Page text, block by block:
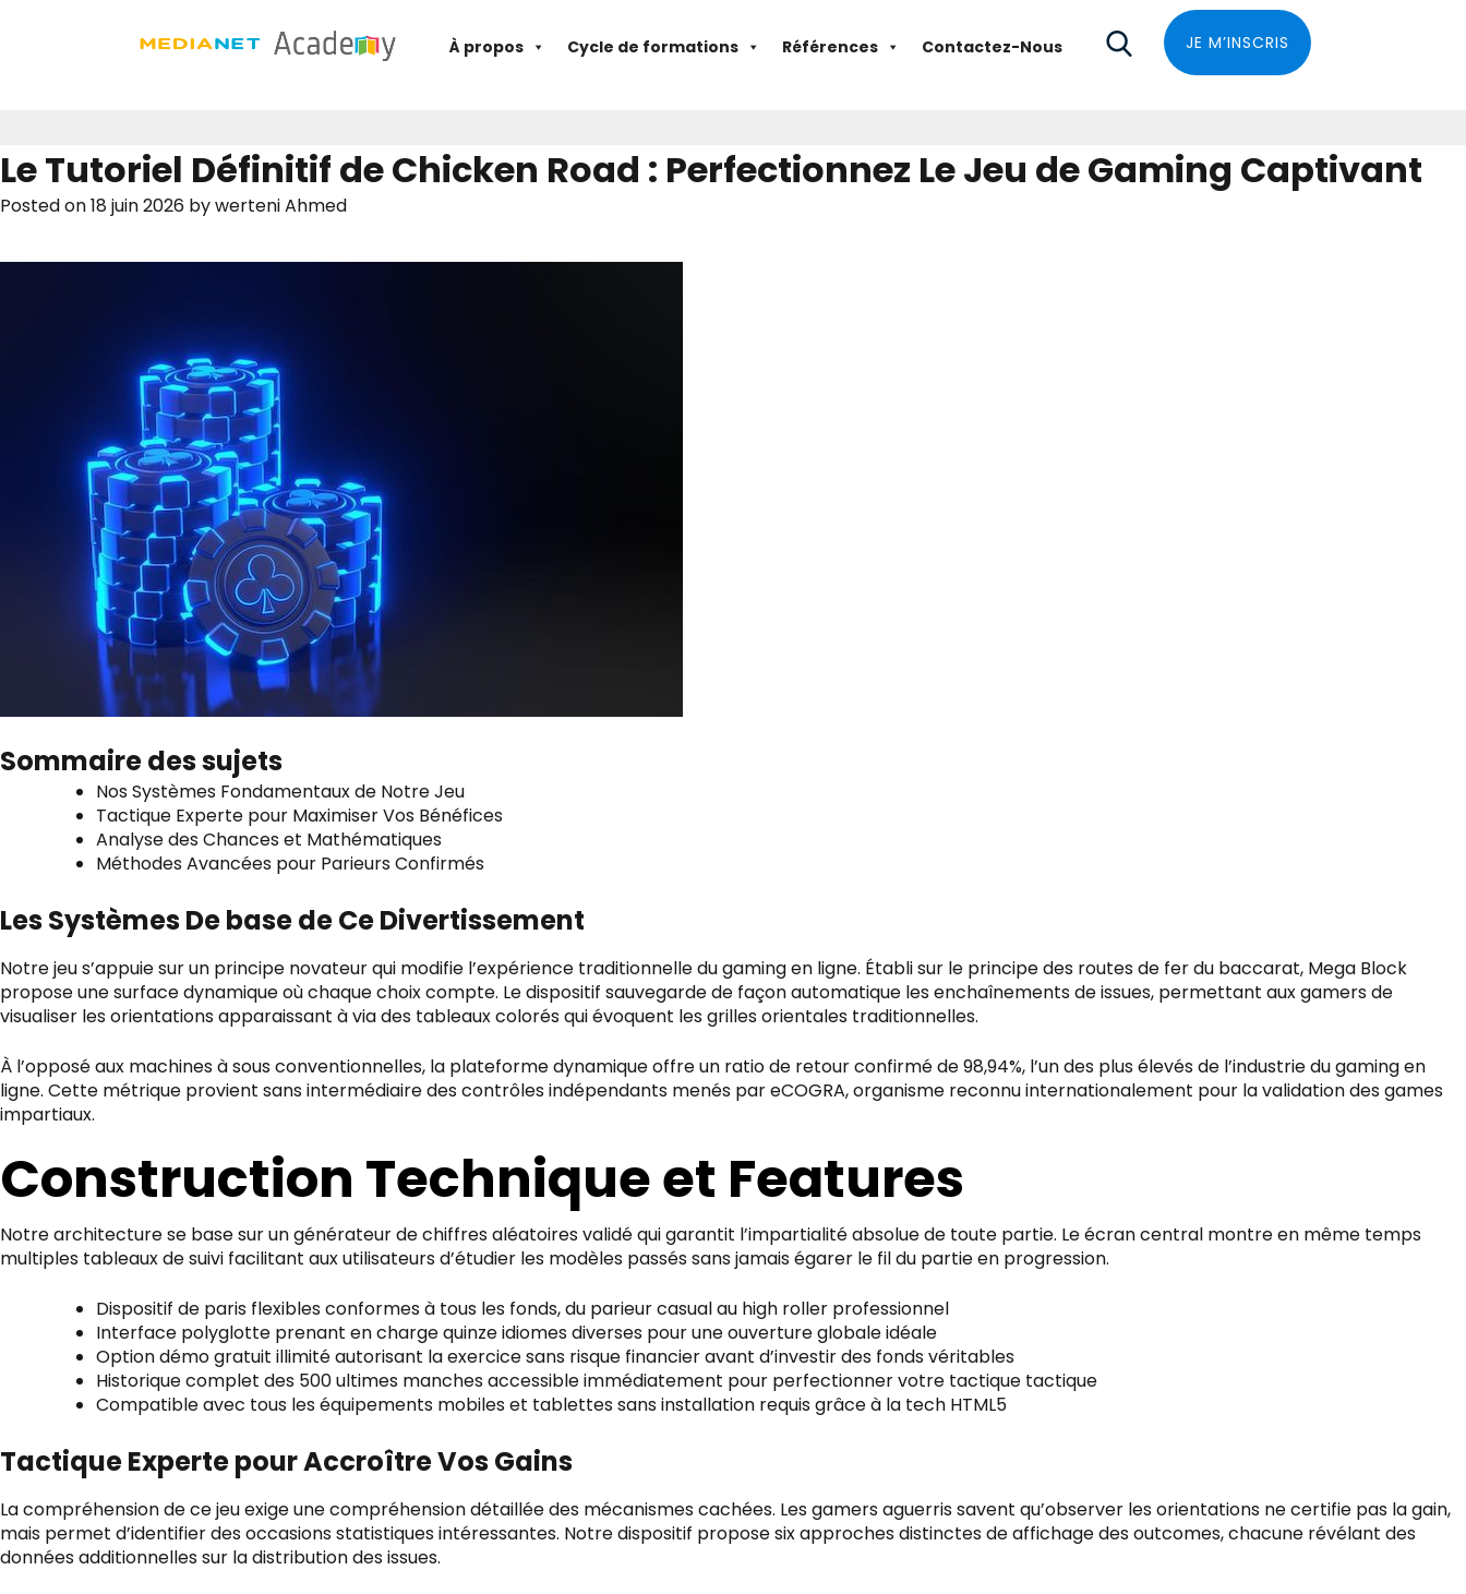
À propos Cycle de formations Références Contactez-Nous JE M’INSCRIS
Le Tutoriel Définitif de Chicken Road : Perfectionnez Le Jeu de Gaming Captivant
Posted on18 juin 2026 bywerteni Ahmed
Sommaire des sujets
Nos Systèmes Fondamentaux de Notre Jeu
Tactique Experte pour Maximiser Vos Bénéfices
Analyse des Chances et Mathématiques
Méthodes Avancées pour Parieurs Confirmés
Les Systèmes De base de Ce Divertissement
Notre jeu s’appuie sur un principe novateur qui modifie l’expérience traditionnelle du gaming en ligne. Établi sur le principe des routes de fer du baccarat, Mega Block
propose une surface dynamique où chaque choix compte. Le dispositif sauvegarde de façon automatique les enchaînements de issues, permettant aux gamers de
visualiser les orientations apparaissant à via des tableaux colorés qui évoquent les grilles orientales traditionnelles.
À l’opposé aux machines à sous conventionnelles, la plateforme dynamique offre un ratio de retour confirmé de 98,94%, l’un des plus élevés de l’industrie du gaming en
ligne. Cette métrique provient sans intermédiaire des contrôles indépendants menés par eCOGRA, organisme reconnu internationalement pour la validation des games
impartiaux.
Construction Technique et Features
Notre architecture se base sur un générateur de chiffres aléatoires validé qui garantit l’impartialité absolue de toute partie. Le écran central montre en même temps
multiples tableaux de suivi facilitant aux utilisateurs d’étudier les modèles passés sans jamais égarer le fil du partie en progression.
Dispositif de paris flexibles conformes à tous les fonds, du parieur casual au high roller professionnel
Interface polyglotte prenant en charge quinze idiomes diverses pour une ouverture globale idéale
Option démo gratuit illimité autorisant la exercice sans risque financier avant d’investir des fonds véritables
Historique complet des 500 ultimes manches accessible immédiatement pour perfectionner votre tactique tactique
Compatible avec tous les équipements mobiles et tablettes sans installation requis grâce à la tech HTML5
Tactique Experte pour Accroître Vos Gains
La compréhension de ce jeu exige une compréhension détaillée des mécanismes cachées. Les gamers aguerris savent qu’observer les orientations ne certifie pas la gain,
mais permet d’identifier des occasions statistiques intéressantes. Notre dispositif propose six approches distinctes de affichage des outcomes, chacune révélant des
données additionnelles sur la distribution des issues.